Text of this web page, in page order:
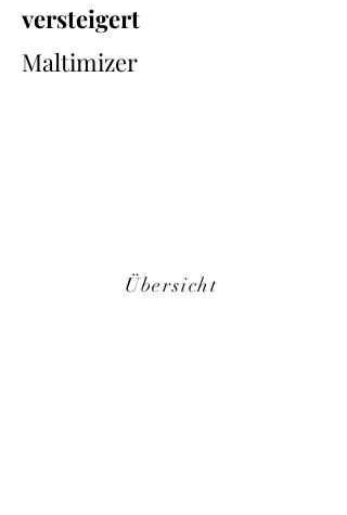
versteigert
Maltimizer
Übersicht